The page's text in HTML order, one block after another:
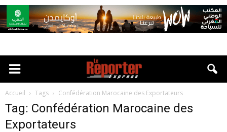
Accueil Tags Confédération Marocaine des Exportateurs
Tag: Confédération Marocaine des
Exportateurs